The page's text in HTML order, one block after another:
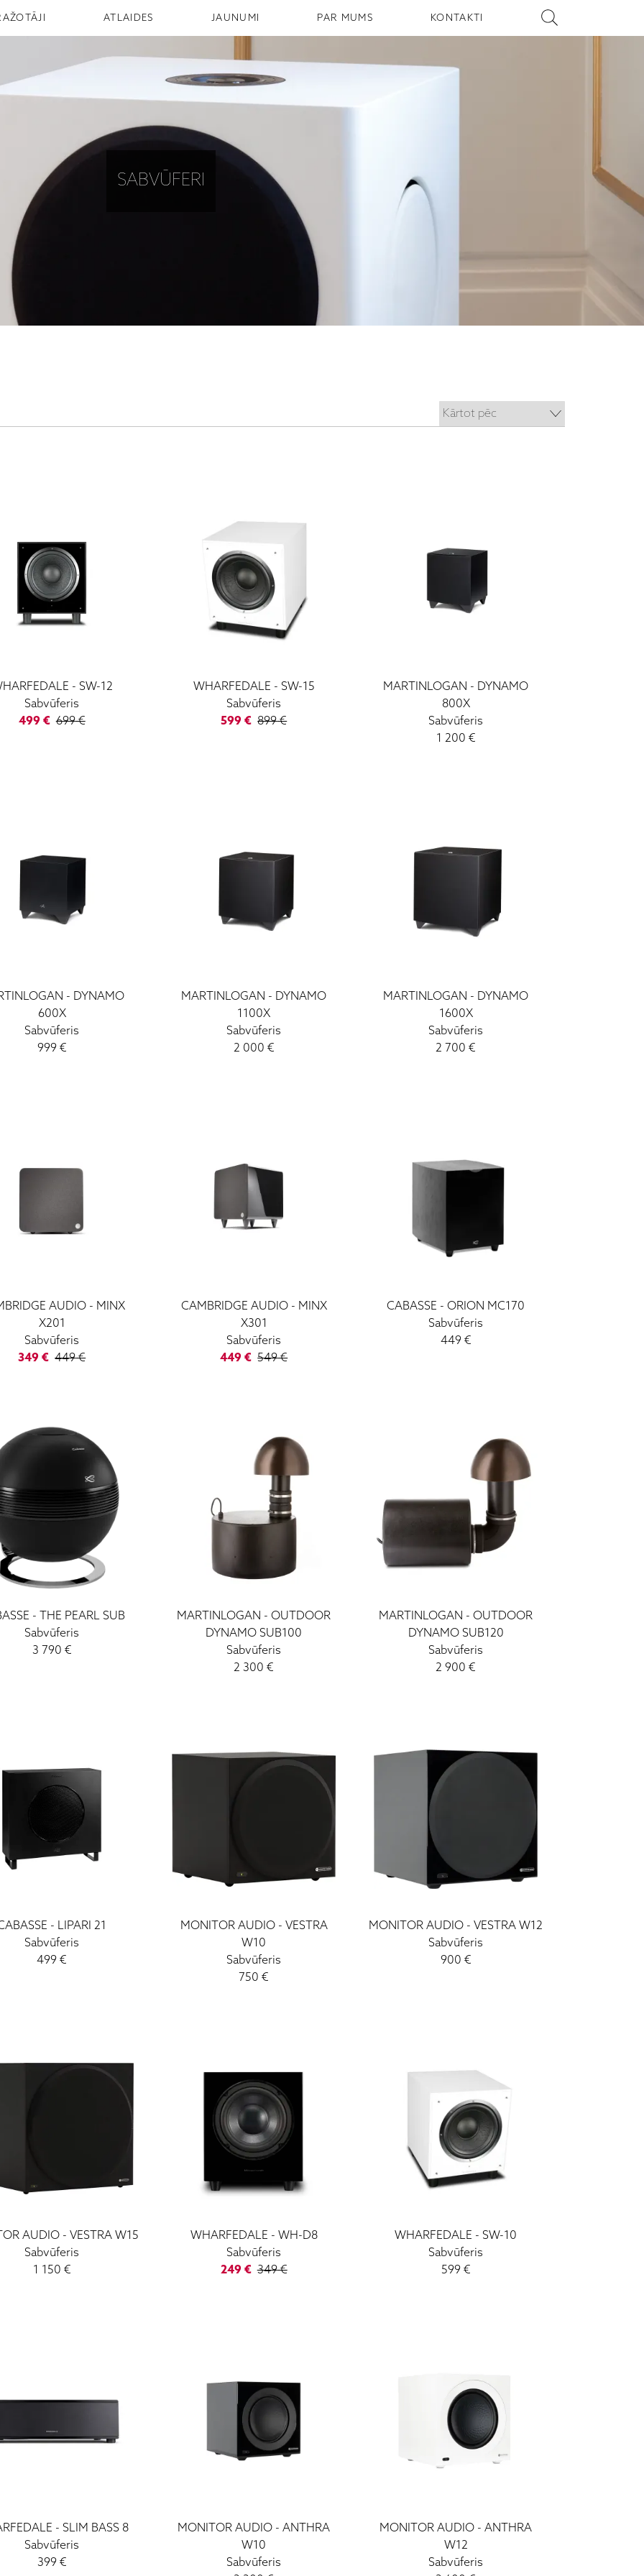
ATLAIDES JAUNUMI PAR MUMS KONTAKTI
SABVŪFERI
- SW-12
Sabvūferis
499€ 699€
WHARFEDALE - SW-15
Sabvūferis
599 € 899€
MARTINLOGAN - DYNAMO
800X
Sabvūferis
1 200 €
- DYNAMO
600X
Sabvūferis
999€
MARTINLOGAN - DYNAMO
1100X
Sabvūferis
2 000 €
MARTINLOGAN - DYNAMO
1600X
Sabvūferis
2 700 €
AUDIO- MINX
X201
Sabvūferis
349 € 449€
CAMBRIDGE AUDIO- MINX
X301
Sabvūferis
449 € 549€
CABASSE -ORION MC170
Sabvūferis
449€
- THE PEARL SUB
Sabvūferis
3 790 €
MARTINLOGAN -OUTDOOR
DYNAMO SUB100
Sabvūferis
2 300 €
MARTINLOGAN -OUTDOOR
DYNAMO SUB120
Sabvūferis
2 900 €
- LIPARI 21
Sabvūferis
499 €
MONITOR AUDIO- VESTRA
W10
Sabvūferis
750 €
MONITOR AUDIO -VESTRA W12
Sabvūferis
900 €
AUDIO -VESTRA W15
Sabvūferis
1 150 €
WHARFEDALE - WH-D8
Sabvūferis
249€ 349€
WHARFEDALE - SW-10
Sabvūferis
599€
- SLIM BASS 8
Sabvūferis
399€
MONITOR AUDIO -ANTHRA
W10
Sabvūferis
MONITOR AUDIO -ANTHRA
W12
Sabvūferis